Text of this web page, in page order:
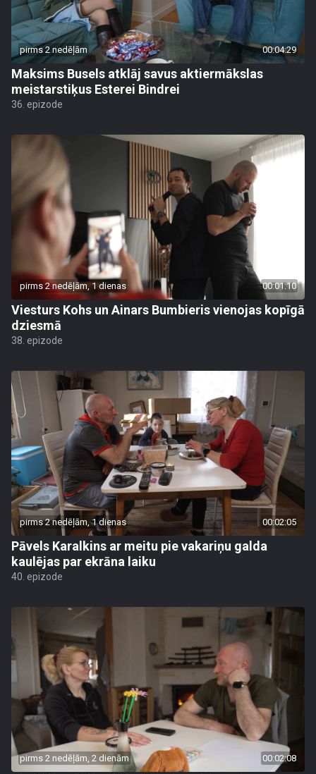
pirms 2 nedēļām 00:04:29
Maksims Busels atklāj savus aktiermākslas
meistarstiķus Esterei Bindrei
36. epizode
pirms 2 nedēļām, 1 dienas 00:01:10
Viesturs Kohs un Ainars Bumbieris vienojas kopīgā
dziesmā
38. epizode
pirms 2 nedēļām, 1 dienas 00:02:05
Pāvels Karalkins ar meitu pie vakariņu galda
kaulējas par ekrāna laiku
40. epizode
pirms 2 nedēļām, 2 dienām 00:02:08